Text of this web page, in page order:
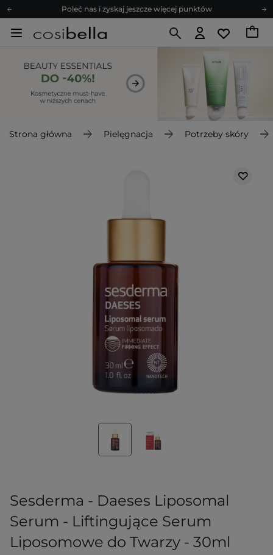
Poleć nas i zyskaj jeszcze więcej punktów
Zapisz się na newsletter pełen porad
Z nami to możliwe! Realizacja zamówienia do 24h.
Poleć nas i zyskaj jeszcze więcej punktów
Zapisz się na newsletter pełen porad
Strona główna Pielęgnacja Potrzeby skóry
Sesderma - Daeses Liposomal
Serum - Liftingujące Serum
Liposomowe do Twarzy - 30ml